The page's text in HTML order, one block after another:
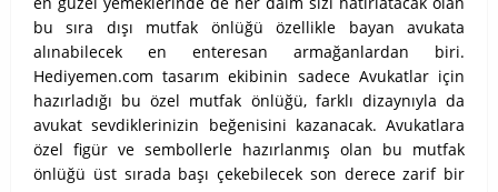
bu sıra dışı mutfak önlüğü özellikle bayan avukata
alınabilecek en enteresan armağanlardan biri.
Hediyemen.com tasarım ekibinin sadece Avukatlar için
hazırladığı bu özel mutfak önlüğü, farklı dizaynıyla da
avukat sevdiklerinizin beğenisini kazanacak. Avukatlara
özel figür ve sembollerle hazırlanmış olan bu mutfak
önlüğü üst sırada başı çekebilecek son derece zarif bir